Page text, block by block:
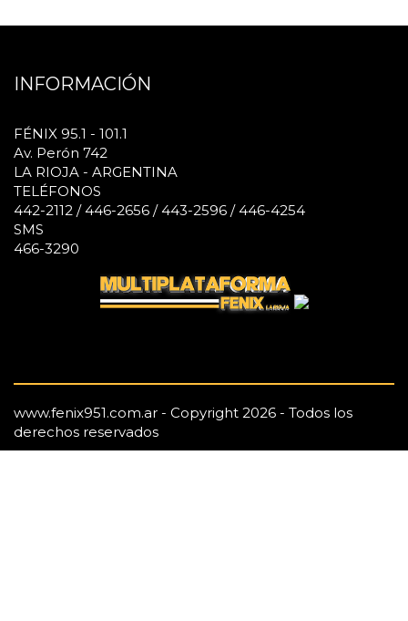
INFORMACIÓN
FÉNIX 95.1 - 101.1
Av. Perón 742
LA RIOJA - ARGENTINA
TELÉFONOS
442-2112 / 446-2656 / 443-2596 / 446-4254
SMS
466-3290
www.fenix951.com.ar - Copyright 2026 - Todos los
derechos reservados